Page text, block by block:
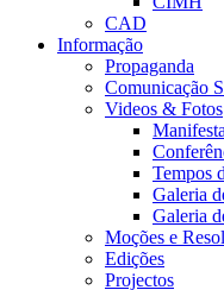
CAD
Informação
Propaganda
Comunicação
Videos & Fotos
Tempos
Galeria
Galeria
Moções e
Edições
Projectos